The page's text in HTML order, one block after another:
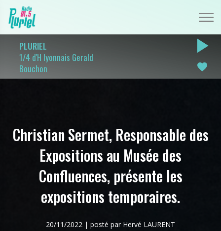
PLURIEL
1/4 d'H lyonnais Gerald
Bouchon
play_arrow
favorite
Christian Sermet, Responsable des
Expositions au Musée des
Confluences, présente les
expositions temporaires.
20/11/2022 | posté par Hervé LAURENT